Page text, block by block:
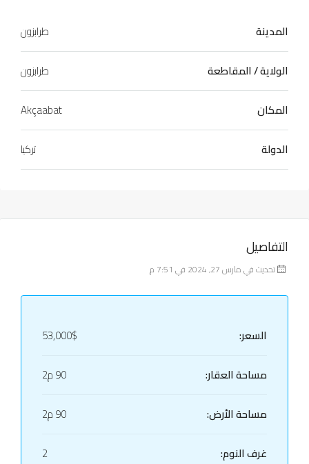
المدينة
طرابزون
الولاية / المقاطعة
طرابزون
المكان
Akçaabat
الدولة
تركيا
التفاصيل
تحديث في مارس 27, 2024 في 7:51 م
السعر:
53,000$
مساحة العقار:
90 م2
مساحة الأرض:
90 م2
غرف النوم:
2